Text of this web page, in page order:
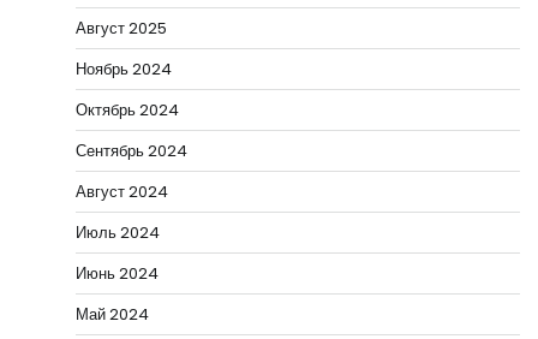
Август 2025
Ноябрь 2024
Октябрь 2024
Сентябрь 2024
Август 2024
Июль 2024
Июнь 2024
Май 2024